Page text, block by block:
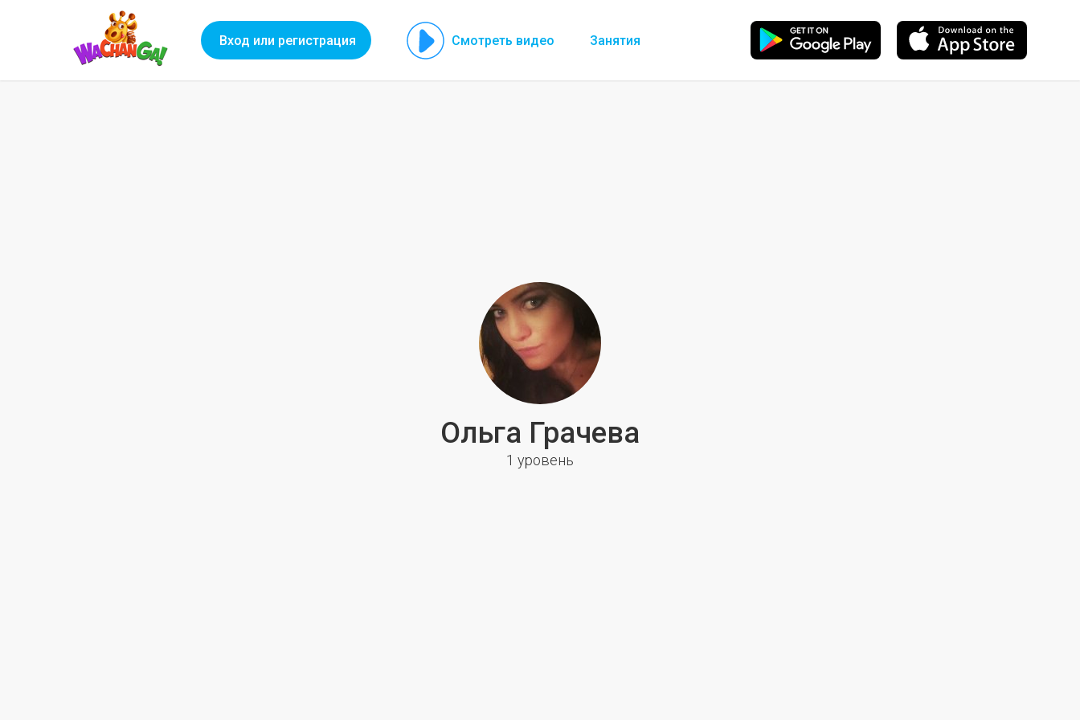
Вход или регистрация Смотреть видео Занятия
Ольга Грачева
1 уровень